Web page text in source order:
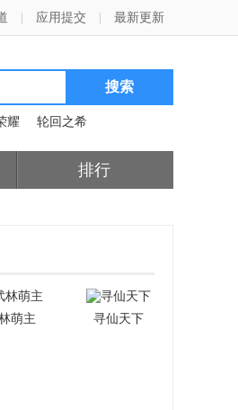
应用提交 最新更新
耀 轮回之希
排行
萌主 寻仙天下